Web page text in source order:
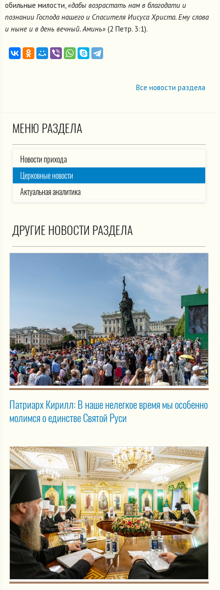
обильные милости,«дабы возрастать нам в благодати и
познании Господа нашего и Спасителя Иисуса Христа. Ему слава
и ныне и в день вечный. Аминь» (2 Петр. 3:1).
Все новости раздела
МЕНЮ РАЗДЕЛА
Новости прихода
Церковные новости
Актуальная аналитика
ДРУГИЕ НОВОСТИ РАЗДЕЛА
Патриарх Кирилл: В наше нелегкое время мы особенно
молимся о единстве Святой Руси